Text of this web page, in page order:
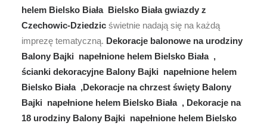
helem Bielsko Biała Bielsko Biała gwiazdy z
Czechowic-Dziedzic świetnie nadają się na każdą
imprezę tematyczną. Dekoracje balonowe na urodziny
Balony Bajki napełnione helem Bielsko Biała ,
ścianki dekoracyjne Balony Bajki napełnione helem
Bielsko Biała ,Dekoracje na chrzest święty Balony
Bajki napełnione helem Bielsko Biała , Dekoracje na
18 urodziny Balony Bajki napełnione helem Bielsko